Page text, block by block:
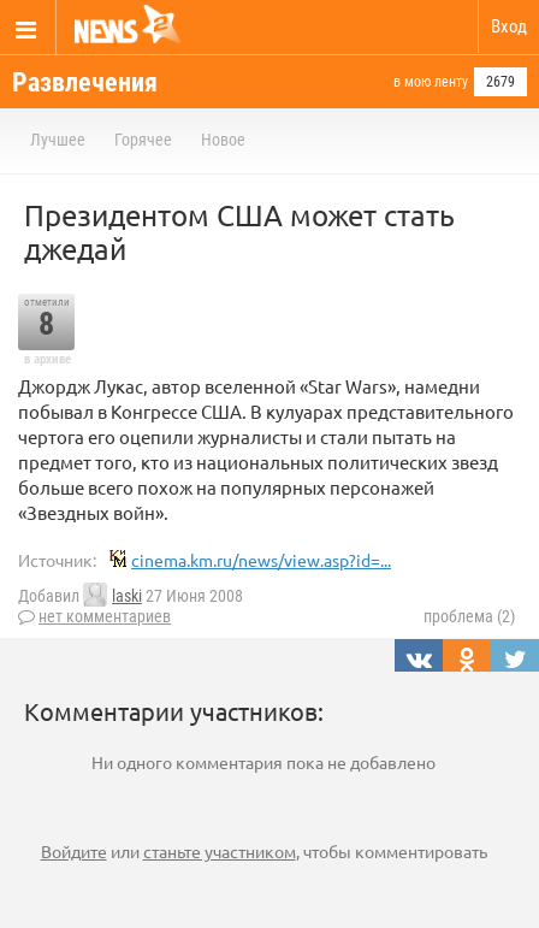
Вход
Развлечения в мою ленту 2679
Лучшее Горячее Новое
Президентом США может стать
джедай
отметили
8
в архиве
Джордж Лукас, автор вселенной «Star Wars», намедни
побывал в Конгрессе США. В кулуарах представительного
чертога его оцепили журналисты и стали пытать на
предмет того, кто из национальных политических звезд
больше всего похож на популярных персонажей
«Звездных войн».
Источник: cinema.km.ru/news/view.asp?id=...
Добавил laski27 Июня 2008
нет комментариев
проблема (2)
Комментарии участников:
Ни одного комментария пока не добавлено
Войдите илистаньте участником, чтобы комментировать